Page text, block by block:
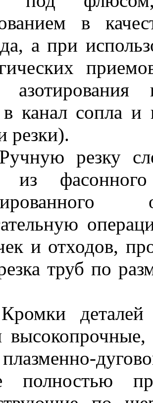
в
а при
в канал сопла
резки).
резку
из
и отходов,
труб по
деталей